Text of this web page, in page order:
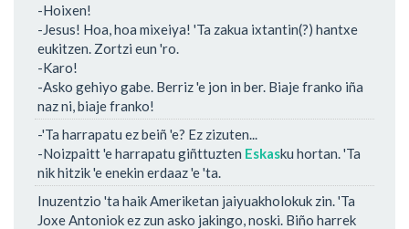
-Hoixen!
-Jesus! Hoa, hoa mixeiya! 'Ta zakua ixtantin(?) hantxe
eukitzen. Zortzi eun 'ro.
-Karo!
-Asko gehiyo gabe. Berriz 'e jon in ber. Biaje franko iña
naz ni, biaje franko!
-'Ta harrapatu ez beiñ 'e? Ez zizuten...
-Noizpaitt 'e harrapatu giñttuzten Eskasku hortan. 'Ta
nik hitzik 'e enekin erdaaz 'e 'ta.
Inuzentzio 'ta haik Ameriketan jaiyuakholokuk zin. 'Ta
Joxe Antoniok ez zun asko jakingo, noski. Biño harrek